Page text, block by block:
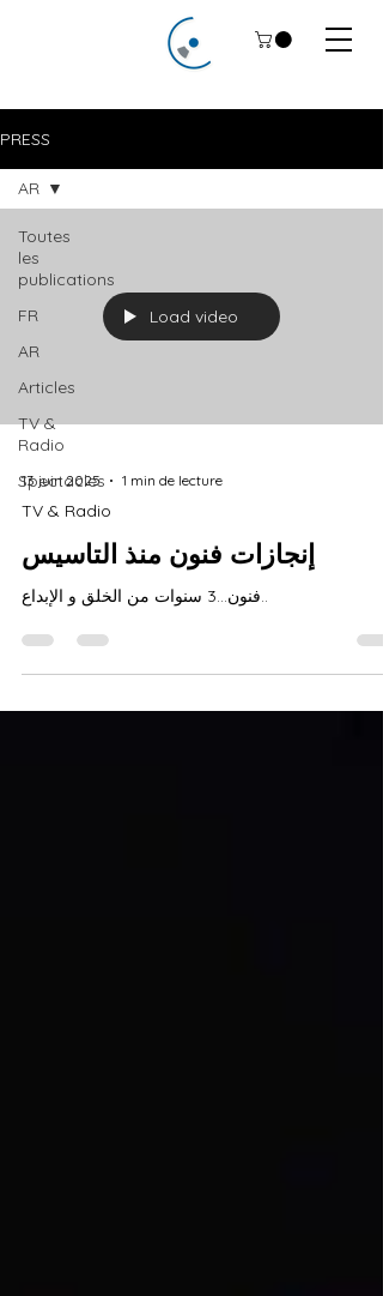
PRESS
Toutes
les
publications
FR
AR
Articles
TV &
Radio
Spectacles
AR
Load video
13 juin 2025 1 min de lecture
TV & Radio
إنجازات فنون منذ التاسيس
فنون…3 سنوات من الخلق و الإبداع..